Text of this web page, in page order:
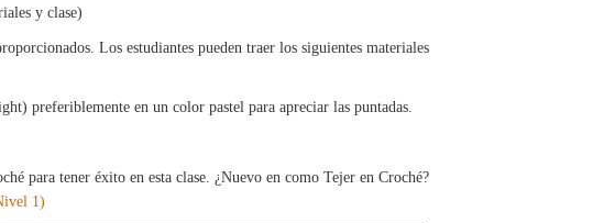
y clase)
Los estudiantes pueden traer los siguientes materiales
preferiblemente en un color pastel para apreciar las puntadas.
para tener éxito en esta clase. ¿Nuevo en como Tejer en Croché?
1)